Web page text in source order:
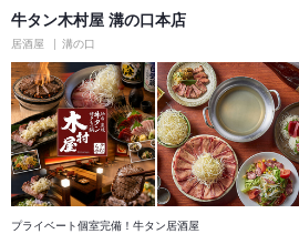
牛タン木村屋 溝の口本店
居酒屋 溝の口
プライベート個室完備！牛タン居酒屋